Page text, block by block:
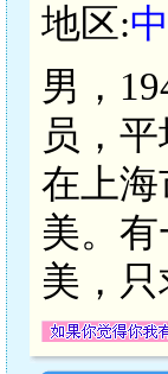
地区:
男，
员，
在上
美。
美，只